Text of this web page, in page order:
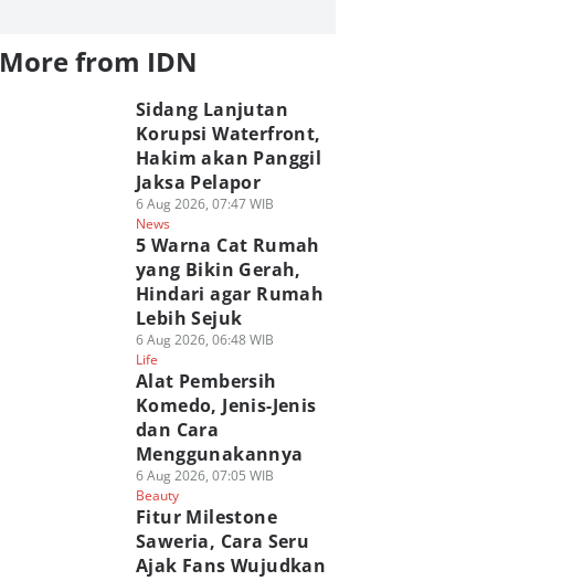
More from IDN
Sidang Lanjutan
Korupsi Waterfront,
Hakim akan Panggil
Jaksa Pelapor
6 Aug 2026, 07:47 WIB
News
5 Warna Cat Rumah
yang Bikin Gerah,
Hindari agar Rumah
Lebih Sejuk
6 Aug 2026, 06:48 WIB
Life
Alat Pembersih
Komedo, Jenis-Jenis
dan Cara
Menggunakannya
6 Aug 2026, 07:05 WIB
Beauty
Fitur Milestone
Saweria, Cara Seru
Ajak Fans Wujudkan